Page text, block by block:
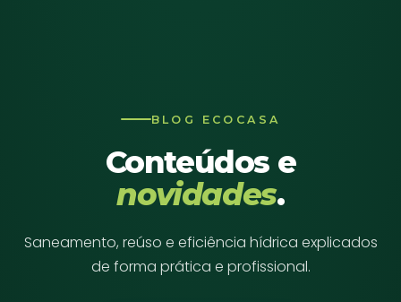
BLOG ECOCASA
Conteúdos e
novidades.
Saneamento, reúso e eficiência hídrica explicados
de forma prática e profissional.